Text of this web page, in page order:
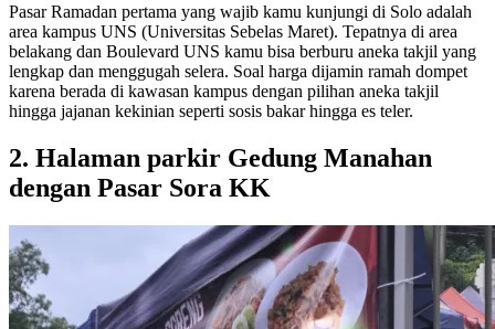
Pasar Ramadan pertama yang wajib kamu kunjungi di Solo adalah
area kampus UNS (Universitas Sebelas Maret). Tepatnya di area
belakang dan Boulevard UNS kamu bisa berburu aneka takjil yang
lengkap dan menggugah selera. Soal harga dijamin ramah dompet
karena berada di kawasan kampus dengan pilihan aneka takjil
hingga jajanan kekinian seperti sosis bakar hingga es teler.
2. Halaman parkir Gedung Manahan
dengan Pasar Sora KK